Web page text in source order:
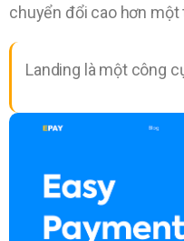
chuyển đổi cao hơn một
Landing là một công